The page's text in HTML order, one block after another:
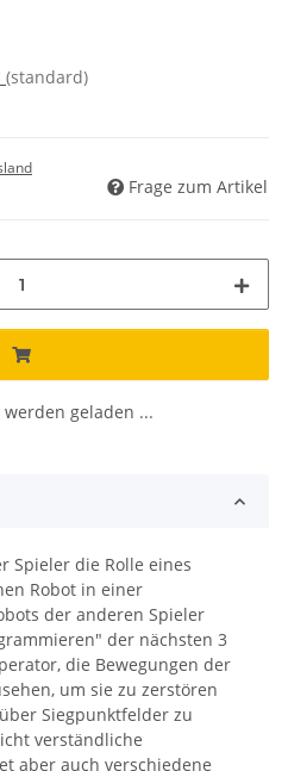
(standard)
Frage zum Artikel
geladen ...
Spieler die Rolle eines
Robot in einer
der anderen Spieler
der nächsten 3
die Bewegungen der
um sie zu zerstören
Siegpunktfelder zu
verständliche
aber auch verschiedene